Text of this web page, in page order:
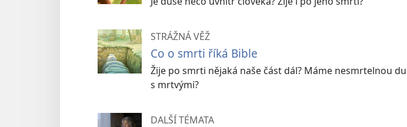
STRÁŽNÁ VĚŽ
Co o smrti říká Bible
Žije po smrti nějaká naše část dál? Máme nesmrtelnou
s mrtvými?
DALŠÍ TÉMATA